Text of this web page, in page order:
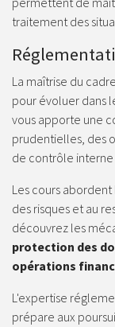
traitement des
La maîtrise du
pour évoluer dans
vous apporte une
prudentielles, des
de contrôle interne
Les cours
des risques et au
découvrez les
protection des
opérations
L'expertise
prépare aux